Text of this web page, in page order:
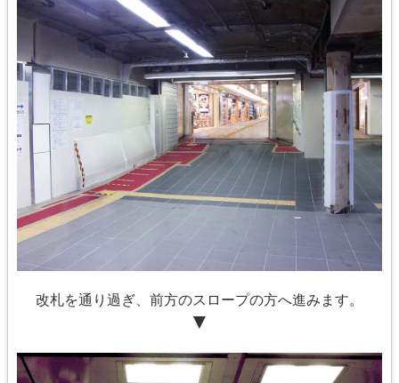
改札を通り過ぎ、前方のスロープの方へ進みます。
▼